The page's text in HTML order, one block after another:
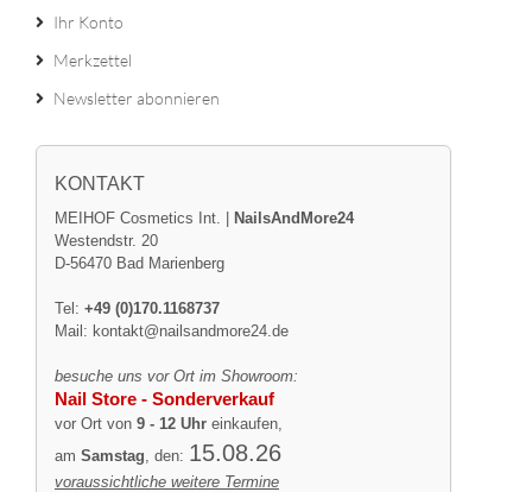
Ihr Konto
Merkzettel
Newsletter abonnieren
KONTAKT
MEIHOF Cosmetics Int. |
NailsAndMore24
Westendstr. 20
D-56470 Bad Marienberg
Tel: +49 (0)170.1168737
Mail: kontakt@nailsandmore24.de
besuche uns vor Ort im Showroom:
Nail Store - Sonderverkauf
vor Ort von 9 - 12 Uhr einkaufen,
am Samstag, den: 15.08.26
voraussichtliche weitere Termine